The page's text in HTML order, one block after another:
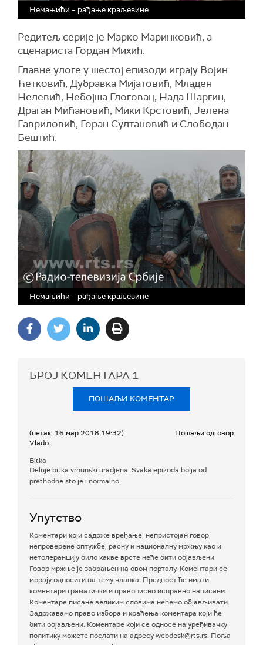
Немањићи – рађање краљевине
Редитељ серије је Марко Маринковић, а
сценариста Гордан Михић.
Главне улоге у шестој епизоди играју Војин
Ћетковић, Дубравка Мијатовић, Младен
Нелевић, Небојша Глоговац, Нада Шаргин,
Драган Мићановић, Мики Крстовић, Јелена
Гавриловић, Горан Султановић и Слободан
Бештић.
Немањићи – рађање краљевине
БРОЈ КОМЕНТАРА 1
ПОШАЉИ КОМЕНТАР
(петак, 16.мар.2018 19:32)
Vlado
Пошаљи одговор
Bitka
Deluje bitka vrhunski uradjena. Svaka epizoda bolja od
prethodne sto je i normalno.
Упутство
Коментари који садрже вређање, непристојан говор,
непроверене оптужбе, расну и националну мржњу као и
нетолеранцију било какве врсте неће бити објављени.
Говор мржње је забрањен на овом порталу. Коментари се
морају односити на тему чланка. Предност ће имати
коментари граматички и правописно исправно написани.
Коментаре писане великим словима нећемо објављивати.
Задржавамо право избора и краћења коментара који ће
бити објављени. Коментаре који се односе на уређивачку
политику можете послати на адресу webdesk@rts.rs. Поља